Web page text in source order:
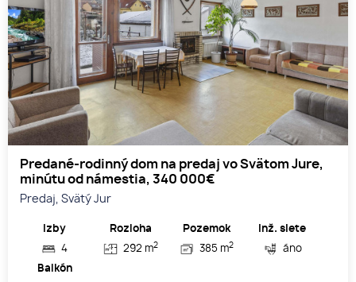
Predané-rodinný dom na predaj vo Svätom Jure,
minútu od námestia, 340 000€
Predaj, Svätý Jur
Izby
4
Rozloha
292 m2
Pozemok
385 m2
Inž. siete
áno
Balkón